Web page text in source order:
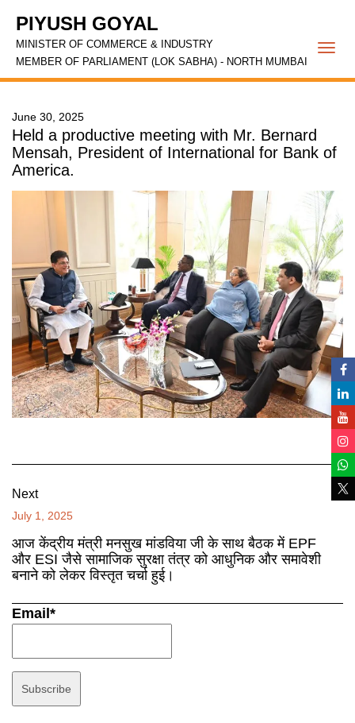
PIYUSH GOYAL
MINISTER OF COMMERCE & INDUSTRY
MEMBER OF PARLIAMENT (LOK SABHA) - NORTH MUMBAI
June 30, 2025
Held a productive meeting with Mr. Bernard
Mensah, President of International for Bank of
America.
Next
July 1, 2025
आज केंद्रीय मंत्री मनसुख मांडविया जी के साथ बैठक में EPF
और ESI जैसे सामाजिक सुरक्षा तंत्र को आधुनिक और समावेशी
बनाने को लेकर विस्तृत चर्चा हुई।
Email*